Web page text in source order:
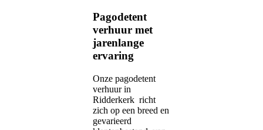
Pagodetent
verhuur met
jarenlange
ervaring
Onze pagodetent
verhuur in
Ridderkerk richt
zich op een breed en
gevarieerd